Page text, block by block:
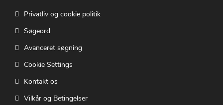
Privatliv og cookie politik
Søgeord
Avanceret søgning
Cookie Settings
Kontakt os
Vilkår og Betingelser